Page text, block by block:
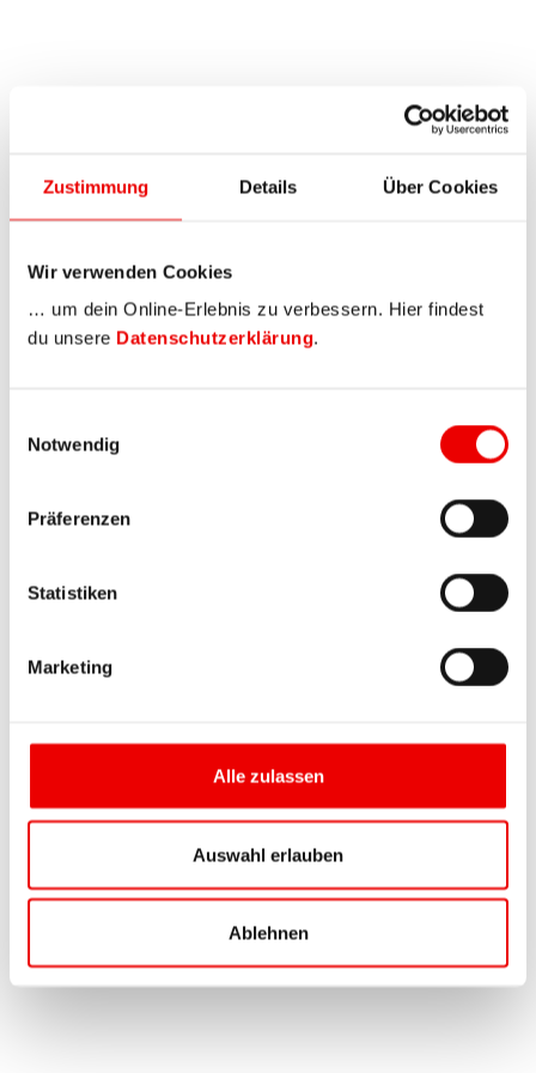
Zustimmung Details Über Cookies
Wir verwenden Cookies
… um dein Online-Erlebnis zu verbessern. Hier findest
du unsere Datenschutzerklärung.
Notwendig
Präferenzen
Statistiken
Marketing
Alle zulassen
Auswahl erlauben
Ablehnen